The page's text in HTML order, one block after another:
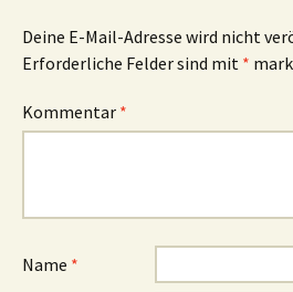
Deine E-Mail-Adresse wird nicht
Erforderliche Felder sind mit *
Kommentar *
Name *